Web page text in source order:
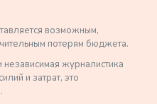
возможным,
потерям бюджета.
независимая журналистика
и затрат, это